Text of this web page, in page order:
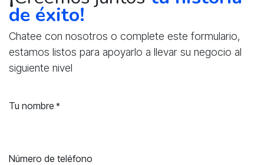
de éxito!
Chatee con nosotros o complete este formulario,
estamos listos para apoyarlo a llevar su negocio al
siguiente nivel
Tu nombre *
Número de teléfono